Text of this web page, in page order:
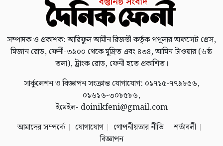
সম্পাদক ও প্রকাশক: আরিফুল আমীন রিজভী কর্তৃক পপুলার অফসেট প্রেস,
মিজান রোড, ফেনী-৩৯০০ থেকে মুদ্রিত এবং ৪৩৪, আমিন টাওয়ার (৬ষ্ঠ
তলা), ট্রাংক রোড, ফেনী হতে প্রকাশিত।
সার্কুলেশন ও বিজ্ঞাপন সংক্রান্ত যোগাযোগ: ০১৭১৫-৭৭৯৮৫৬,
০১৬১৬-৩০৮৫৮৬,
ইমেইল- doinikfeni@gmail.com
আমাদের সম্পর্কে
যোগাযোগ গোপনীয়তার নীতি
শর্তাবলী
বিজ্ঞাপন